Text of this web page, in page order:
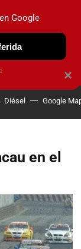
Diésel Google
en el
×
Google